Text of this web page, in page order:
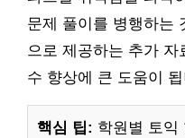
문제 풀이를 병행하는
으로 제공하는 추가 자
수 향상에 큰 도움이
핵심 팁: 학원별 토익